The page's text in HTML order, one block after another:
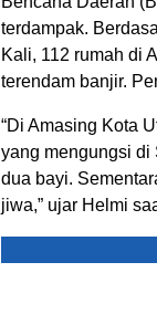
terdampak.
Kali, 112 rumah di
terendam banjir.
“Di Amasing Kota
yang mengungsi di
dua bayi.
jiwa,” ujar Helmi